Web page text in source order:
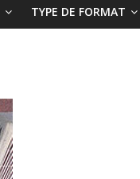
TYPE DE FORMAT